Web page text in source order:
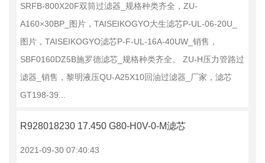
SRFB-800X20F双筒过滤器_规格种类齐全，ZU-
A160×30BP_图片，TAISEIKOGYO大生滤芯P-UL-06-20U_
图片，TAISEIKOGYO滤芯P-F-UL-16A-40UW_销售，
SBF0160DZ5B施罗德滤芯_规格种类齐全。 ZU-H压力管路过
滤器_销售，黎明液压QU-A25X10回油过滤器_厂家，滤芯
GT198-39...
R928018230 17.450 G80-H0V-0-M滤芯
2021-09-30 07:40:43